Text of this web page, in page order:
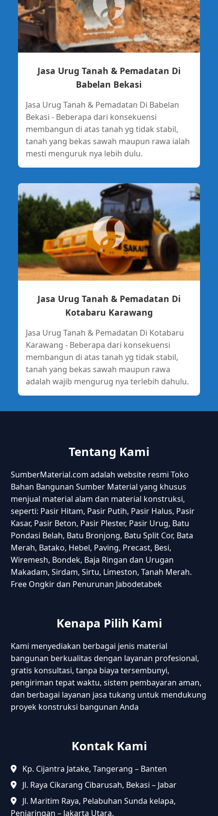
Jasa Urug Tanah & Pemadatan Di
Babelan Bekasi
Jasa Urug Tanah & Pemadatan Di Babelan
Bekasi - Beberapa dari konsekuensi
membangun di atas tanah yg tidak stabil,
tanah yang bekas sawah maupun rawa ialah
mesti menguruk nya lebih dulu.
Jasa Urug Tanah & Pemadatan Di
Kotabaru Karawang
Jasa Urug Tanah & Pemadatan Di Kotabaru
Karawang - Beberapa dari konsekuensi
membangun di atas tanah yg tidak stabil,
tanah yang bekas sawah maupun rawa
adalah wajib mengurug nya terlebih dahulu.
Tentang Kami
SumberMaterial.com adalah website resmi Toko
Bahan Bangunan Sumber Material yang khusus
menjual material alam dan material konstruksi,
seperti: Pasir Hitam, Pasir Putih, Pasir Halus, Pasir
Kasar, Pasir Beton, Pasir Plester, Pasir Urug, Batu
Pondasi Belah, Batu Bronjong, Batu Split Cor, Bata
Merah, Batako, Hebel, Paving, Precast, Besi,
Wiremesh, Bondek, Baja Ringan dan Urugan
Makadam, Sirdam, Sirtu, Limeston, Tanah Merah.
Free Ongkir dan Penurunan Jabodetabek
Kenapa Pilih Kami
Kami menyediakan berbagai jenis material
bangunan berkualitas dengan layanan profesional,
gratis konsultasi, tanpa biaya tersembunyi,
pengiriman tepat waktu, sistem pembayaran aman,
dan berbagai layanan jasa tukang untuk mendukung
proyek konstruksi bangunan Anda
Kontak Kami
Kp. Cijantra Jatake, Tangerang – Banten
Jl. Raya Cikarang Cibarusah, Bekasi – Jabar
Jl. Maritim Raya, Pelabuhan Sunda kelapa,
Penjaringan – Jakarta Utara.